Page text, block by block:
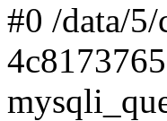
#0 /data/